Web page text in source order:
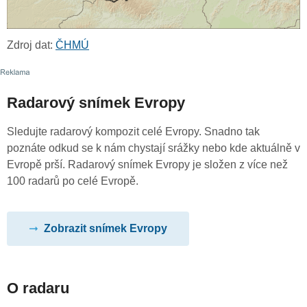
Zdroj dat: ČHMÚ
Radarový snímek Evropy
Sledujte radarový kompozit celé Evropy. Snadno tak
poznáte odkud se k nám chystají srážky nebo kde aktuálně v
Evropě prší. Radarový snímek Evropy je složen z více než
100 radarů po celé Evropě.
Zobrazit snímek Evropy
O radaru